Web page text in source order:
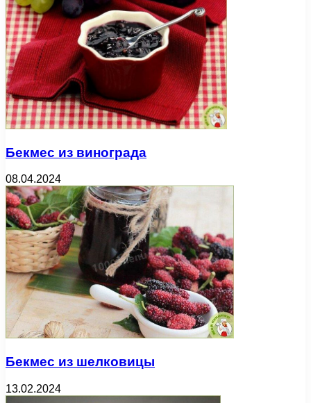
Бекмес из винограда
08.04.2024
Бекмес из шелковицы
13.02.2024